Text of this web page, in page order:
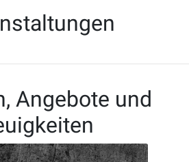
Angebote und